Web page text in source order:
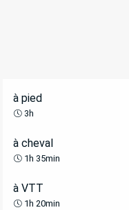
à pied
3h
à cheval
1h 35min
à VTT
1h 20min